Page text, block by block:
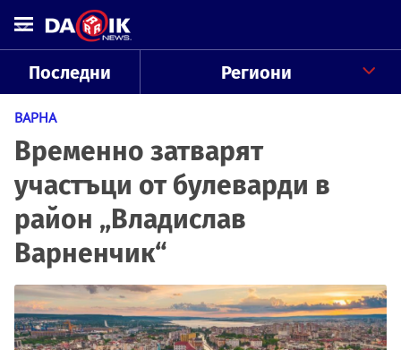
Последни Региони
ВАРНА
Временно затварят
участъци от булеварди в
район „Владислав
Варненчик“